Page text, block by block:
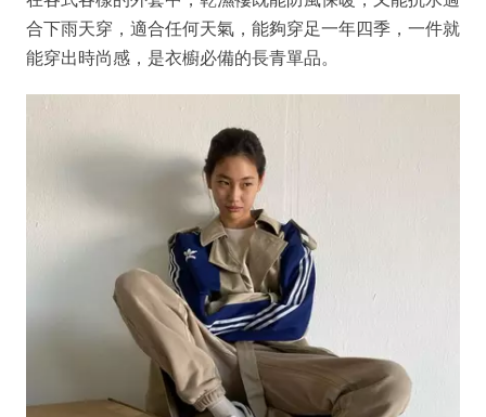
合下雨天穿，適合任何天氣，能夠穿足一年四季，一件就
能穿出時尚感，是衣櫥必備的長青單品。